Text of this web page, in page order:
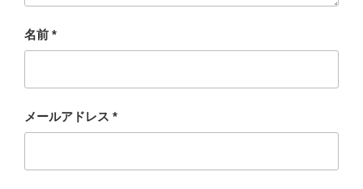
名前 *
メールアドレス *